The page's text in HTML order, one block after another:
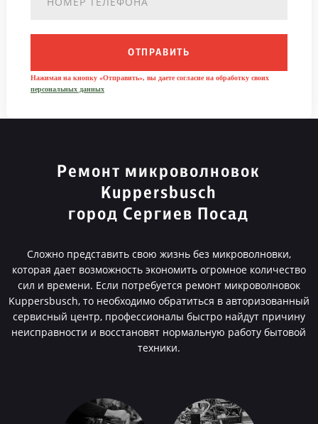
ОТПРАВИТЬ
Нажимая на кнопку «Отправить», вы даете согласие на обработку своих
персональных данных
Ремонт микроволновок
Kuppersbusch
город Сергиев Посад
Сложно представить свою жизнь без микроволновки,
которая дает возможность экономить огромное количество
сил и времени. Если потребуется ремонт микроволновок
Kuppersbusch, то необходимо обратиться в авторизованный
сервисный центр, профессионалы быстро найдут причину
неисправности и восстановят нормальную работу бытовой
техники.